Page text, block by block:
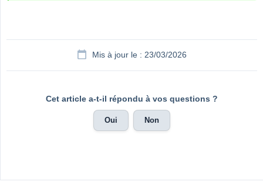
Mis à jour le : 23/03/2026
Cet article a-t-il répondu à vos questions ?
Oui Non